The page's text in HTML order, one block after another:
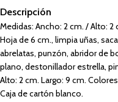
Descripción
Medidas: Ancho: 2 cm. / Alto:
Hoja de 6 cm., limpia uñas,
abrelatas, punzón, abridor de
plano, destonillador estrella,
Alto: 2 cm. Largo: 9 cm.
Caja de cartón blanco.